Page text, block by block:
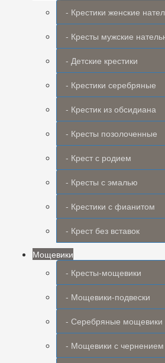
- Крестики женские
- Кресты мужские
- Детские крестики
- Крестики серебряные
- Крестик из обсидиана
- Кресты позолоченные
- Крест с родием
- Кресты с эмалью
- Крестики с фианитом
- Крест без вставок
Мощевики
- Кресты-мощевики
- Мощевики-подвески
- Серебряные мощевики
- Мощевики с чернением